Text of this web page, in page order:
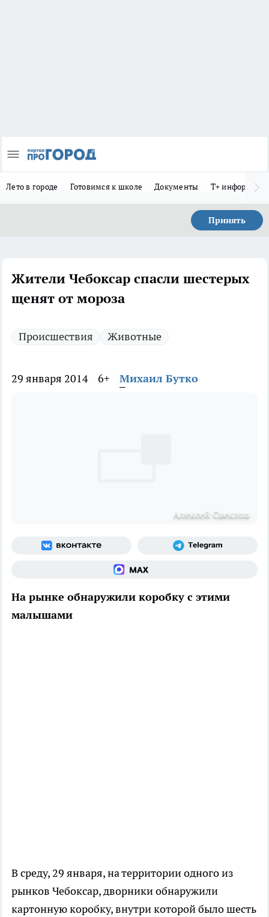
Лето в городе Готовимся к школе Документы Т+
Принять
Жители Чебоксар спасли шестерых
щенят от мороза
Происшествия Животные
29 января 2014 6+ Михаил Бутко
Алексей Свеклов
На рынке обнаружили коробку с этими
малышами
В среду, 29 января, на территории одного из
рынков Чебоксар, дворники обнаружили
картонную коробку, внутри которой было шесть